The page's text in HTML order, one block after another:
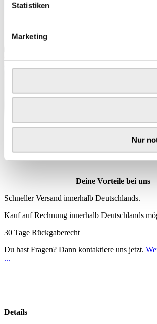
Statistiken
Marketing
Nur
hier
Deine Vorteile bei uns
Schneller Versand innerhalb Deutschlands.
Kauf auf Rechnung innerhalb Deutschlands
30 Tage Rückgaberecht
Du hast Fragen? Dann kontaktiere uns jetzt.
...
Details